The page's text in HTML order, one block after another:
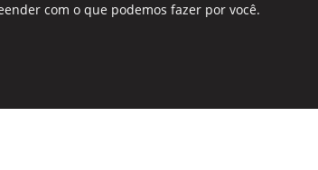
com o que podemos fazer por você.